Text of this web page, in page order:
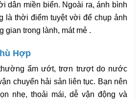
dân miền biển. Ngoài ra, ánh bình
là thời điểm tuyệt vời để chụp ảnh
gian trong lành, mát mẻ .
Hợp
ẩm ướt, trơn trượt do nước
chuyển hải sản liên tục. Bạn nên
nhẹ, thoải mái, dễ vận động và